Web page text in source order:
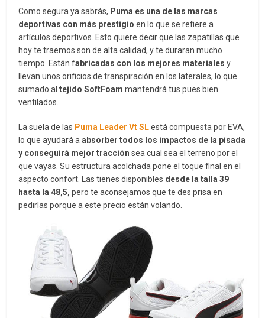
Como segura ya sabrás, Puma es una de las marcas
deportivas con más prestigio en lo que se refiere a
artículos deportivos. Esto quiere decir que las zapatillas que
hoy te traemos son de alta calidad, y te duraran mucho
tiempo. Están fabricadas con los mejores materiales y
llevan unos orificios de transpiración en los laterales, lo que
sumado altejido SoftFoam mantendrá tus pues bien
ventilados.
La suela de las Puma Leader Vt SLestá compuesta por EVA,
lo que ayudará aabsorber todos los impactos de la pisada
y conseguirá mejor tracción sea cual sea el terreno por el
que vayas. Su estructura acolchada pone el toque final en el
aspecto confort. Las tienes disponibles desde la talla 39
hasta la 48,5, pero te aconsejamos que te des prisa en
pedirlas porque a este precio están volando.